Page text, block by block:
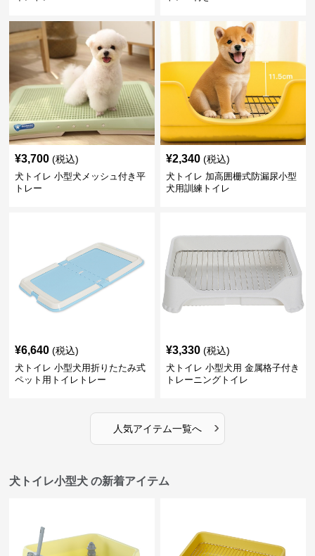
¥3,700 (税込)
犬トイレ 小型犬メッシュ付き平
トレー
¥2,340 (税込)
犬トイレ 加高囲栅式防漏尿小型
犬用訓練トイレ
¥6,640 (税込)
犬トイレ 小型犬用折りたたみ式
ペット用トイレトレー
¥3,330 (税込)
犬トイレ 小型犬用 金属格子付き
トレーニングトイレ
人気アイテム一覧へ ›
犬トイレ小型犬 の新着アイテム